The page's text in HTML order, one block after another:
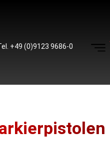
+49 (0)9123 9686-0